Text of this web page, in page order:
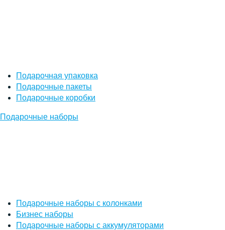
Подарочная упаковка
Подарочные пакеты
Подарочные коробки
Подарочные наборы
Подарочные наборы с колонками
Бизнес наборы
Подарочные наборы с аккумуляторами